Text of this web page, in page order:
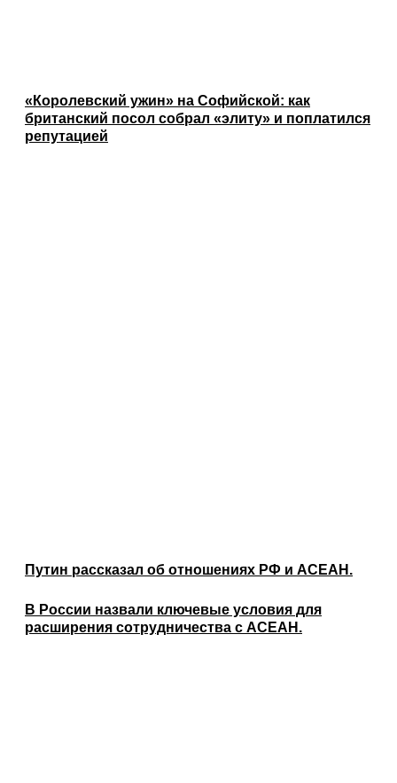
«Королевский ужин» на Софийской: как
британский посол собрал «элиту» и поплатился
репутацией
Путин рассказал об отношениях РФ и АСЕАН.
В России назвали ключевые условия для
расширения сотрудничества с АСЕАН.